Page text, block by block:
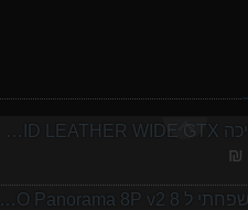
נעלי הליכה ULTRA RAPTOR II MID LEATHER WIDE GTX
אוהל משפחתי ל 8 GURO Panorama 8P v2